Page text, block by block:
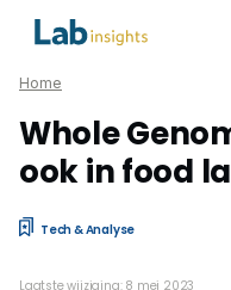
Home
Whole
ook in food
Tech & Analyse
Laatste wijziging: 8 mei 2023